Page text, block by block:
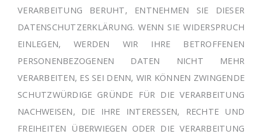
VERARBEITUNG BERUHT, ENTNEHMEN SIE DIESER
DATENSCHUTZERKLÄRUNG. WENN SIE WIDERSPRUCH
EINLEGEN, WERDEN WIR IHRE BETROFFENEN
PERSONENBEZOGENEN DATEN NICHT MEHR
VERARBEITEN, ES SEI DENN, WIR KÖNNEN ZWINGENDE
SCHUTZWÜRDIGE GRÜNDE FÜR DIE VERARBEITUNG
NACHWEISEN, DIE IHRE INTERESSEN, RECHTE UND
FREIHEITEN ÜBERWIEGEN ODER DIE VERARBEITUNG